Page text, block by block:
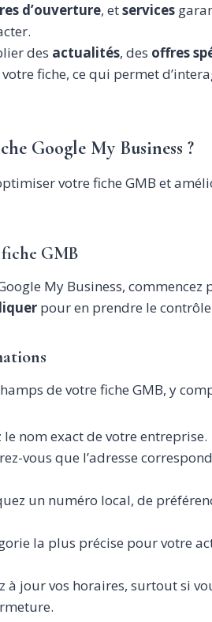
d’ouverture, etservices
des actualités, des offres
fiche, ce qui permet
Google My Business ?
votre fiche GMB et
GMB
My Business, commencez
pour en prendre le
de votre fiche GMB, y
le nom exact de votre entreprise.
vous que l’adresse
un numéro local, de
la plus précise pour votre
à jour vos horaires, surtout si